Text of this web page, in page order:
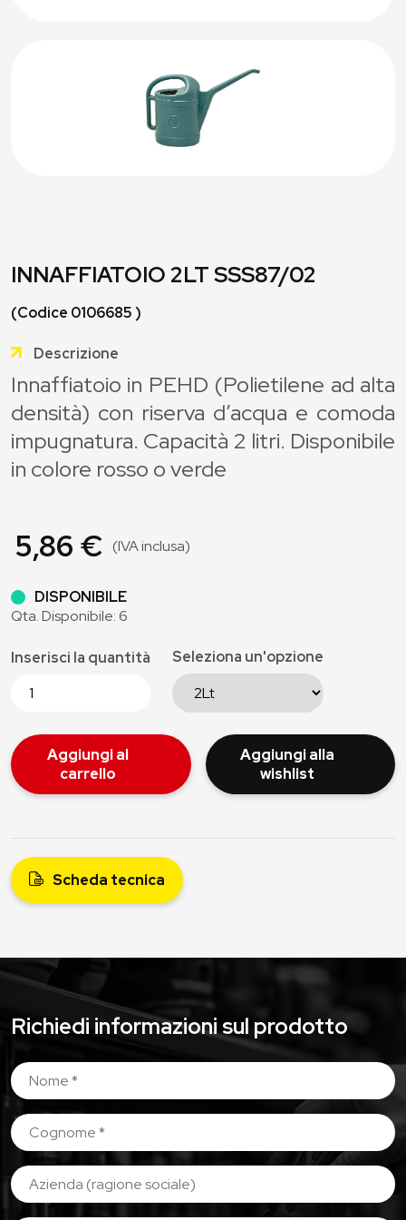
INNAFFIATOIO 2LT SSS87/02
(Codice 0106685 )
Descrizione
Innaffiatoio in PEHD (Polietilene ad alta
densità) con riserva d’acqua e comoda
impugnatura. Capacità 2 litri. Disponibile
in colore rosso o verde
5,86 € (IVA inclusa)
DISPONIBILE
Qta. Disponibile: 6
Inserisci la quantità Seleziona un'opzione
Aggiungi al
carrello
Aggiungi alla
wishlist
Scheda tecnica
Richiedi informazioni sul prodotto